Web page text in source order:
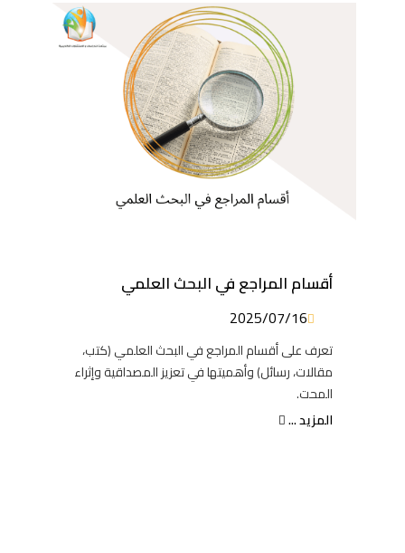
أقسام المراجع في البحث العلمي
2025/07/16
تعرف على أقسام المراجع في البحث العلمي (كتب،
مقالات، رسائل) وأهميتها في تعزيز المصداقية وإثراء
المحت.
المزيد ...